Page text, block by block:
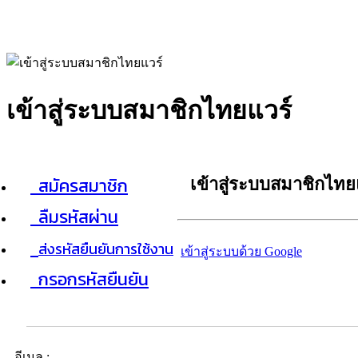
เข้าสู่ระบบสมาชิกไทยแวร์
สมัครสมาชิก
ลืมรหัสผ่าน
ส่งรหัสยืนยันการใช้งาน
กรอกรหัสยืนยัน
เข้าสู่ระบบสมาชิกไท
เข้าสู่ระบบด้วย Google